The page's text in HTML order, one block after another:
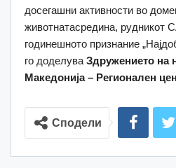
досегашни активности во
животнатасредина, рудникот
годинешното признание
го доделува Здружението на
Македонија – Регионален
Сподели